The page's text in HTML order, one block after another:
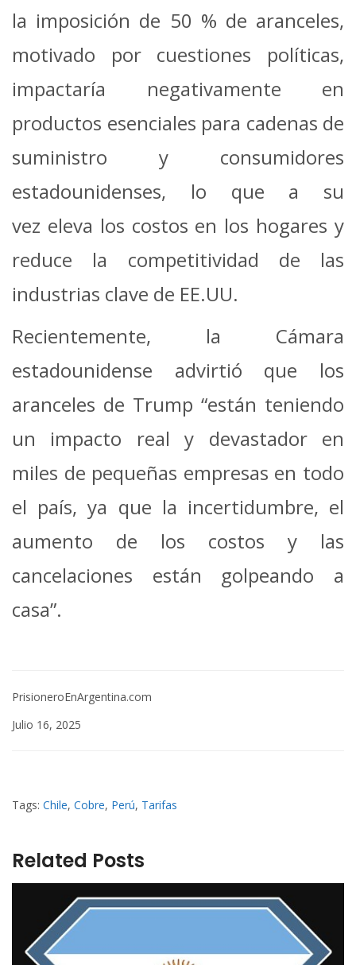
la imposición de 50 % de aranceles,
motivado por cuestiones políticas,
impactaría negativamente en
productos esenciales para cadenas de
suministro y consumidores
estadounidenses, lo que a su
vez eleva los costos en los hogares y
reduce la competitividad de las
industrias clave de EE.UU.
Recientemente, la Cámara
estadounidense advirtió que los
aranceles de Trump “están teniendo
un impacto real y devastador en
miles de pequeñas empresas en todo
el país, ya que la incertidumbre, el
aumento de los costos y las
cancelaciones están golpeando a
casa”.
PrisioneroEnArgentina.com
Julio 16, 2025
Tags: Chile, Cobre, Perú, Tarifas
Related Posts